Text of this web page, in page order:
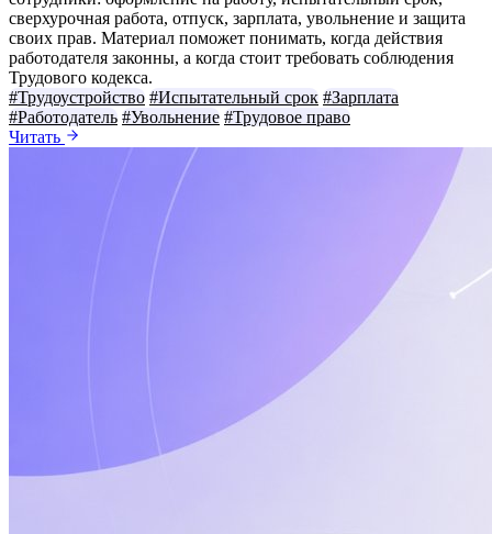
сверхурочная работа, отпуск, зарплата, увольнение и защита
своих прав. Материал поможет понимать, когда действия
работодателя законны, а когда стоит требовать соблюдения
Трудового кодекса.
#Трудоустройство #Испытательный срок #Зарплата
#Работодатель #Увольнение #Трудовое право
Читать